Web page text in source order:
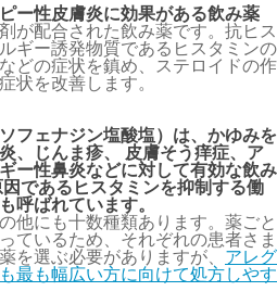
ー性皮膚炎に効果がある飲み薬
が配合された飲み薬です。抗ヒス
ギー誘発物質であるヒスタミンの
どの症状を鎮め、ステロイドの作
状を改善します。
フェナジン塩酸塩）は、かゆみを
、じんま疹、 皮膚そう痒症、ア
ー性鼻炎などに対して有効な飲み
であるヒスタミンを抑制する働
呼ばれています。
他にも十数種類あります。薬ごと
ているため、それぞれの患者さま
を選ぶ必要がありますが、 アレグ
最も幅広い方に向けて処方しやす